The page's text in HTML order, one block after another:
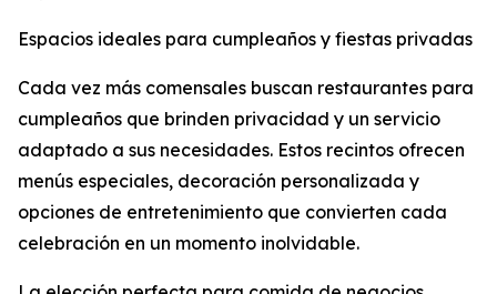
Espacios ideales para cumpleaños y fiestas privadas
Cada vez más comensales buscan restaurantes para
cumpleaños que brinden privacidad y un servicio
adaptado a sus necesidades. Estos recintos ofrecen
menús especiales, decoración personalizada y
opciones de entretenimiento que convierten cada
celebración en un momento inolvidable.